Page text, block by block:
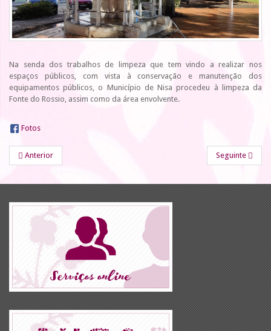
Na senda dos trabalhos de limpeza que tem vindo a realizar nos
espaços públicos, com vista à conservação e manutenção dos
equipamentos públicos, o Município de Nisa procedeu à limpeza da
Fonte do Rossio, assim como da área envolvente.
Fotos
Anterior Seguinte